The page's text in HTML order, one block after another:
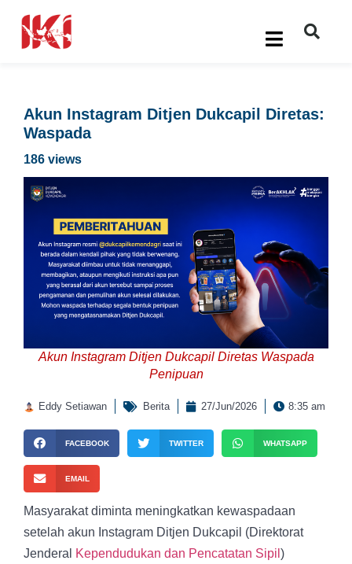
Akun Instagram Ditjen Dukcapil Diretas:
Waspada
186 views
Akun Instagram Ditjen Dukcapil Diretas Waspada
Penipuan
Eddy Setiawan Berita 27/Jun/2026 8:35 am
FACEBOOK TWITTER WHATSAPP
EMAIL
Masyarakat diminta meningkatkan kewaspadaan
setelah akun Instagram Ditjen Dukcapil (Direktorat
Jenderal Kependudukan dan Pencatatan Sipil )